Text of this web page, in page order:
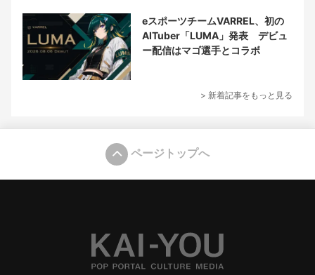
eスポーツチームVARREL、初の
AITuber「LUMA」発表 デビュ
ー配信はマゴ選手とコラボ
> 新着記事をもっと見る
ページトップへ